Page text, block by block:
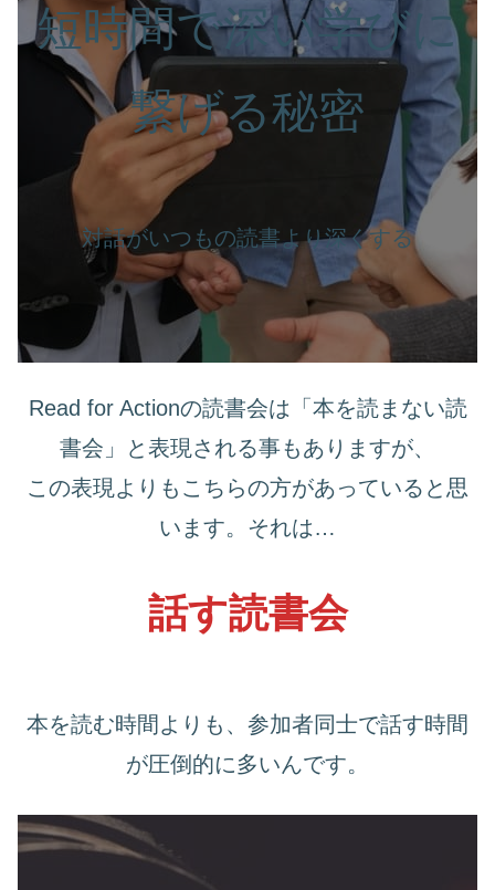
短時間で深い学びに
繋げる秘密
対話がいつもの読書より深くする
Read for Actionの読書会は「本を読まない読
書会」と表現される事もありますが、
この表現よりもこちらの方があっていると思
います。それは…
話す読書会
本を読む時間よりも、参加者同士で話す時間
が圧倒的に多いんです。